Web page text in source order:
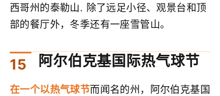
西哥州的泰勒山. 除了远足小径、观景台和顶
部的餐厅外，冬季还有一座雪管山。
阿尔伯克基国际热气球节
在一个以热气球节而闻名的州，阿尔伯克基国